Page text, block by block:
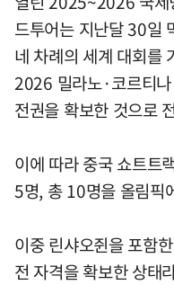
드투어는 지난달 30일
네 차례의 세계 대회를
2026 밀라노·코르티
전권을 확보한 것으로
이에 따라 중국 쇼트트
5명, 총 10명을 올림픽
이중 린샤오쥔을 포함
전 자격을 확보한 상태